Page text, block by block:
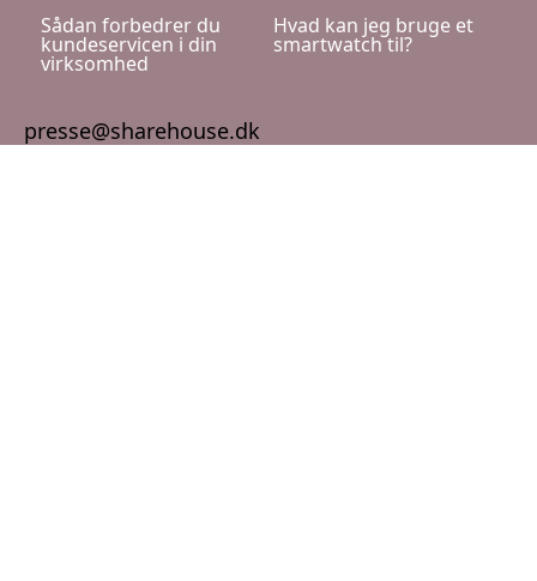
Sådan forbedrer du
kundeservicen i din
virksomhed
Hvad kan jeg bruge et
smartwatch til?
presse@sharehouse.dk